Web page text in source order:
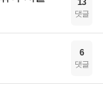
13
댓글
6
댓글